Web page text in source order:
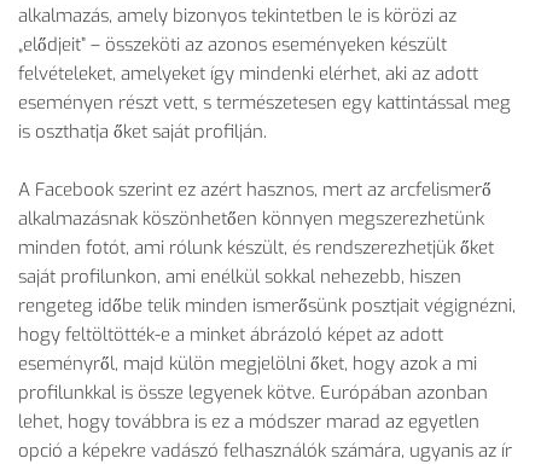
alkalmazás, amely bizonyos tekintetben le is körözi az
„elődjeit” – összeköti az azonos eseményeken készült
felvételeket, amelyeket így mindenki elérhet, aki az adott
eseményen részt vett, s természetesen egy kattintással meg
is oszthatja őket saját profilján.
A Facebook szerint ez azért hasznos, mert az arcfelismerő
alkalmazásnak köszönhetően könnyen megszerezhetünk
minden fotót, ami rólunk készült, és rendszerezhetjük őket
saját profilunkon, ami enélkül sokkal nehezebb, hiszen
rengeteg időbe telik minden ismerősünk posztjait végignézni,
hogy feltöltötték-e a minket ábrázoló képet az adott
eseményről, majd külön megjelölni őket, hogy azok a mi
profilunkkal is össze legyenek kötve. Európában azonban
lehet, hogy továbbra is ez a módszer marad az egyetlen
opció a képekre vadászó felhasználók számára, ugyanis az ír